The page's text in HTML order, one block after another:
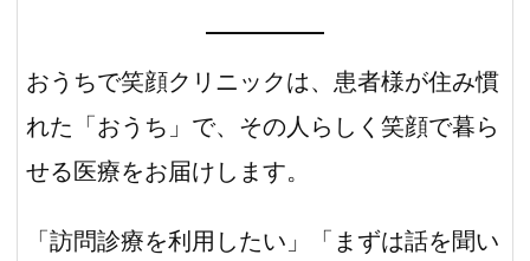
おうちで笑顔クリニックは、患者様が住み慣
れた「おうち」で、その人らしく笑顔で暮ら
せる医療をお届けします。
「訪問診療を利用したい」「まずは話を聞い